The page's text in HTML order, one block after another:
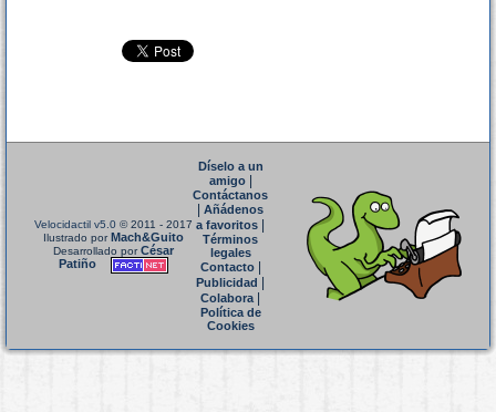
Velocidactil v5.0 © 2011 - 2017
Ilustrado porMach&Guito
Desarrollado porCésar
Patiño
Díselo a un
amigo|
Contáctanos
Añádenos
a favoritos
Términos
legales
Contacto|
Publicidad
Colabora|
Política de
Cookies